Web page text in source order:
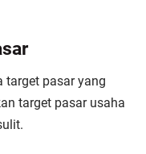
target pasar yang
target pasar usaha